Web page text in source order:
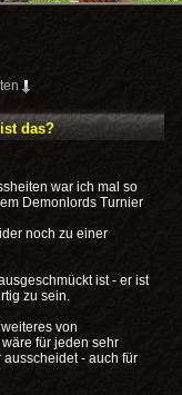
das?
war ich mal so
Demonlords Turnier
noch zu einer
ist - er ist
zu sein.
von
für jeden sehr
- auch für